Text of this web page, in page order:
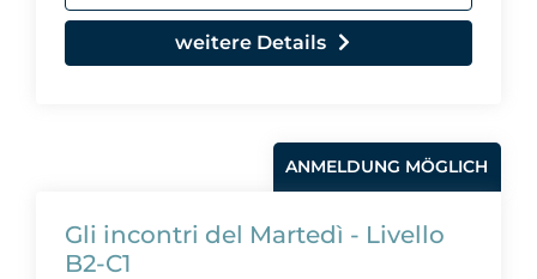
weitere Details
ANMELDUNG MÖGLICH
Gli incontri del Martedì - Livello
B2-C1